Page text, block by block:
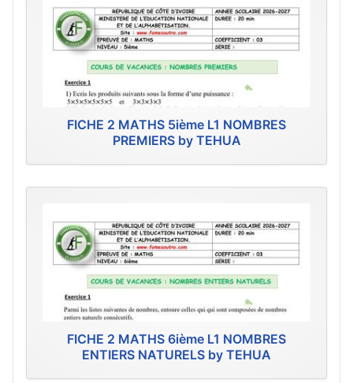
FICHE 2 MATHS 5ième L1 NOMBRES
PREMIERS by TEHUA
FICHE 2 MATHS 6ième L1 NOMBRES
ENTIERS NATURELS by TEHUA